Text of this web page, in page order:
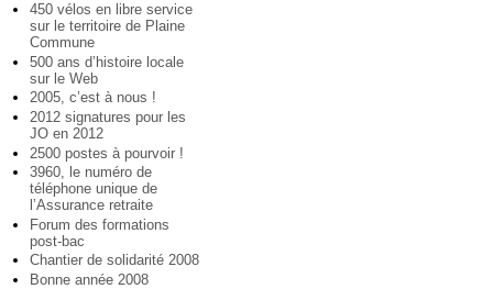
450 vélos en libre service
sur le territoire de Plaine
Commune
500 ans d’histoire locale
sur le Web
2005, c’est à nous !
2012 signatures pour les
JO en 2012
2500 postes à pourvoir !
3960, le numéro de
téléphone unique de
l’Assurance retraite
Forum des formations
post-bac
Chantier de solidarité 2008
Bonne année 2008